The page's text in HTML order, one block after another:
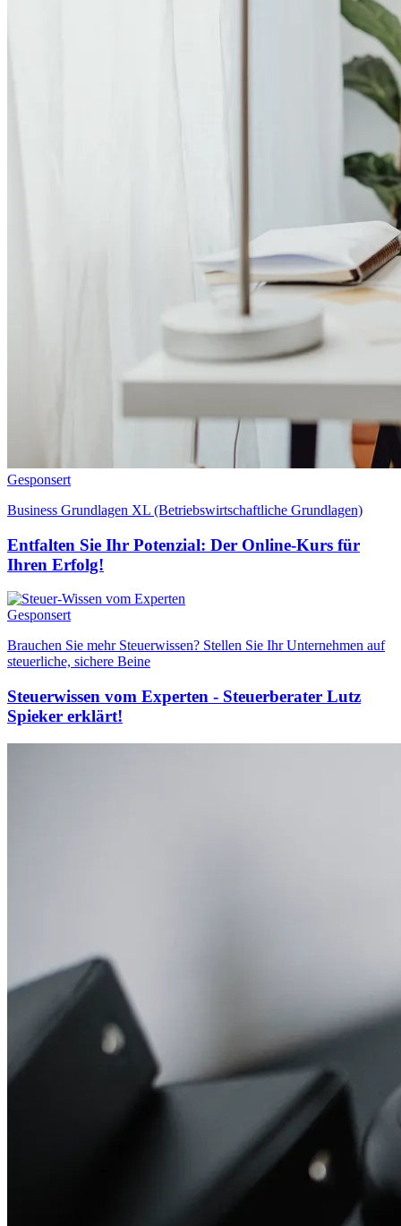
Gesponsert
Business Grundlagen XL (Betriebswirtschaftliche Grundlagen)
Entfalten Sie Ihr Potenzial: Der Online-Kurs für
Ihren Erfolg!
Gesponsert
Brauchen Sie mehr Steuerwissen? Stellen Sie Ihr Unternehmen auf
steuerliche, sichere Beine
Steuerwissen vom Experten - Steuerberater Lutz
Spieker erklärt!